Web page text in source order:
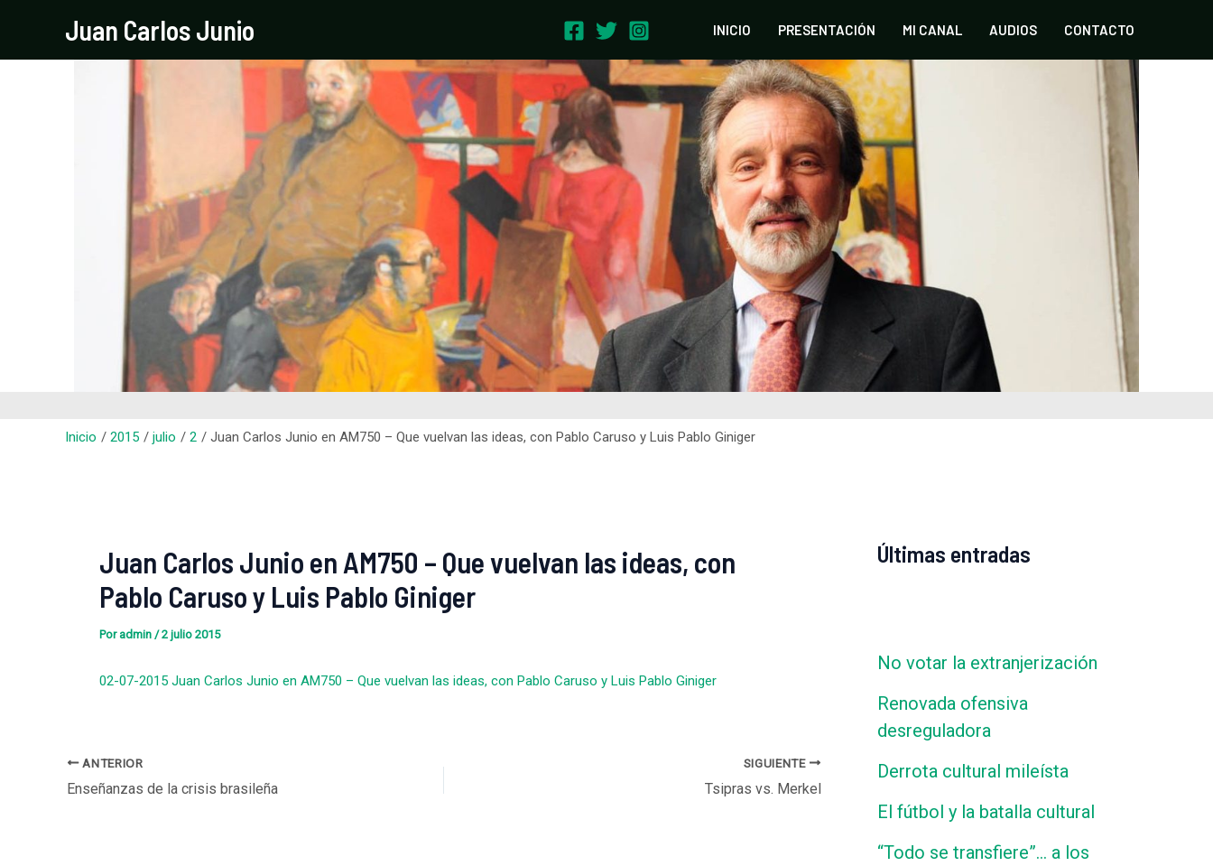
Juan Carlos Junio INICIO PRESENTACIÓN MI CANAL AUDIOS CONTACTO
Inicio 2015 julio 2 Juan Carlos Junio en AM750 – Que vuelvan las ideas, con Pablo Caruso y Luis Pablo Giniger
Juan Carlos Junio en AM750 – Que vuelvan las ideas, con
Pablo Caruso y Luis Pablo Giniger
Por admin /2 julio 2015
02-07-2015 Juan Carlos Junio en AM750 – Que vuelvan las ideas, con Pablo Caruso y Luis Pablo Giniger
de
ANTERIOR
Enseñanzas de la crisis brasileña
SIGUIENTE
Tsipras vs. Merkel
Últimas entradas
No votar la extranjerización
Renovada ofensiva
desreguladora
Derrota cultural mileísta
El fútbol y la batalla cultural
“Todo se transfiere”… a los